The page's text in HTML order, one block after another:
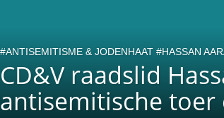
CD&V raadslid
antisemitische toer
ANTISEMITISME & JODENHAAT HASSAN